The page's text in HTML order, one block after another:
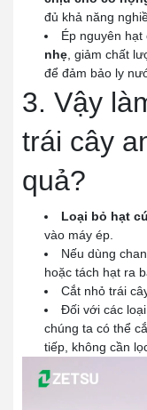
đủ khả năng
Ép nguyên
nhẹ , giảm chất
để đảm bảo ly
3. Vậy
trái cây
quả?
Loại bỏ hạt
vào máy ép.
Nếu dùng
hoặc tách hạt ra
Cắt nhỏ trái
Đối với các
chúng ta có thể
tiếp, không cần